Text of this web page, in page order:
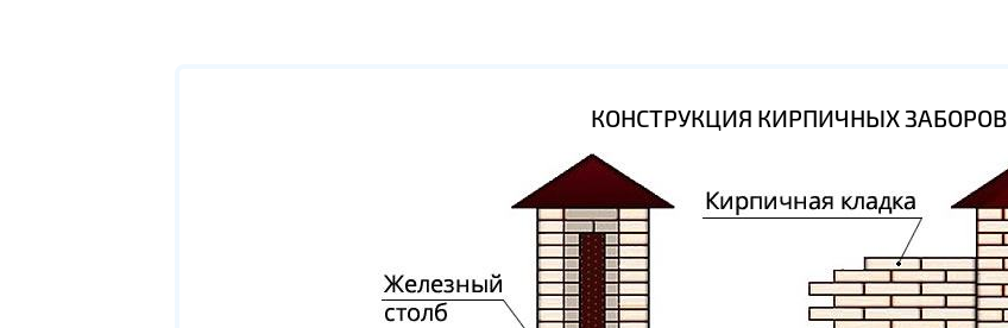
КОНСТРУКЦИЯ КИРПИЧНЫХ ЗАБОРОВ